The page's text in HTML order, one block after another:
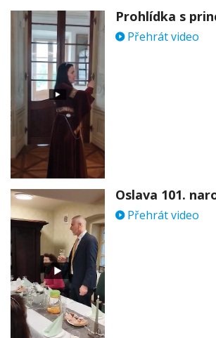
Přehrát video
Přehrát video